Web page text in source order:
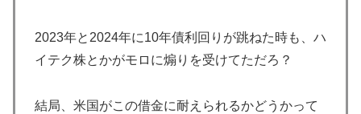
国www」
▶ 海外「素晴らしい！」日本が買収したUSスチール驚異
▶
外国人「日本の未来は安泰だ」16歳MF三井寺眞、衝撃
2023年と2024年に10年債利回りが跳ねた時も、ハ
イテク株とかがモロに煽りを受けてただろ？
結局、米国がこの借金に耐えられるかどうかって